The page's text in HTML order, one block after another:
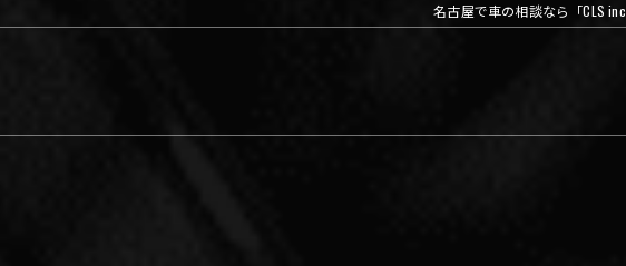
名古屋で車の相談なら「CLS inc.